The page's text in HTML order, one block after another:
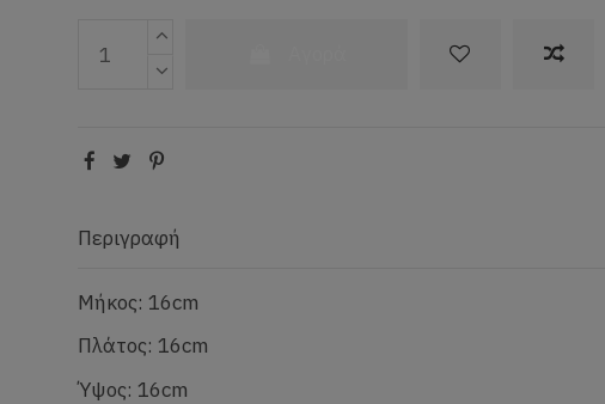
Περιγραφή
Μήκος: 16cm
Πλάτος: 16cm
Ύψος: 16cm